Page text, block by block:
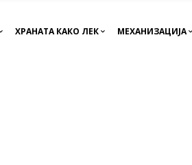
ХРАНАТА КАКО ЛЕК МЕХАНИЗАЦИЈА